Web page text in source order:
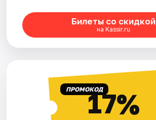
Билеты со скидкой
на Kassir.ru
ПРОМОКОД17%